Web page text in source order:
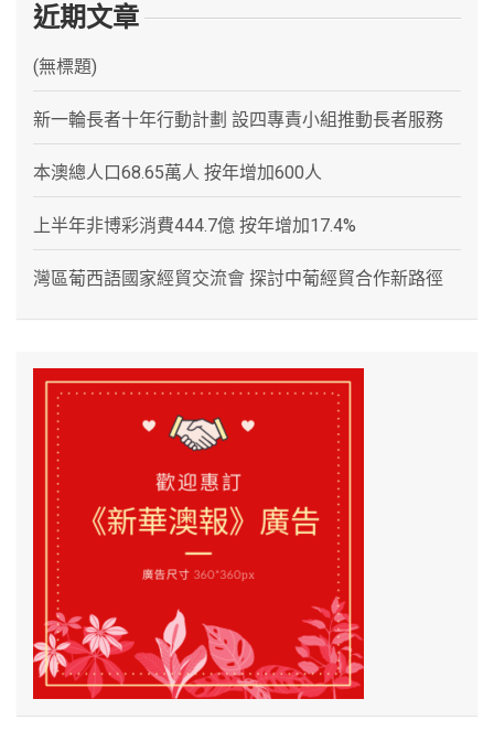
近期文章
(無標題)
新一輪長者十年行動計劃 設四專責小組推動長者服務
本澳總人口68.65萬人 按年增加600人
上半年非博彩消費444.7億 按年增加17.4%
灣區葡西語國家經貿交流會 探討中葡經貿合作新路徑